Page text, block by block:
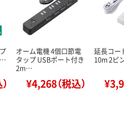
…
オーム電機 4個口節電
タップ USBポート付き
2m…
¥4,268（税込）
延長コー
10m 2ピ